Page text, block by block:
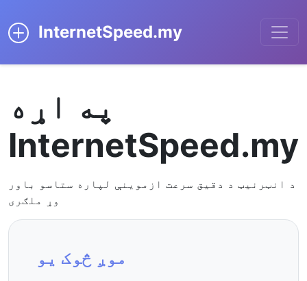
InternetSpeed.my
په اړه
InternetSpeed.my
د انټرنیټ د دقیق سرعت ازموینې لپاره ستاسو باور
وړ ملګری
موږ څوک یو